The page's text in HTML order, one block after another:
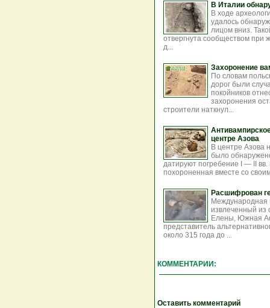
В Италии
В ходе
удалось
лицом вниз.
отвергнута сообществом при
д...
Захоронение
По словам
дорог были
покойников
захоронения
строители наткнул...
центре Азова
В центре Азова
было
датируют погребение I — II
похороненная вместе со
Расшифрован
Международная
извлеченный из
Елены, Южная
представитель
около 315 года до ...
КОММЕНТАРИИ:
Оставить комментарий